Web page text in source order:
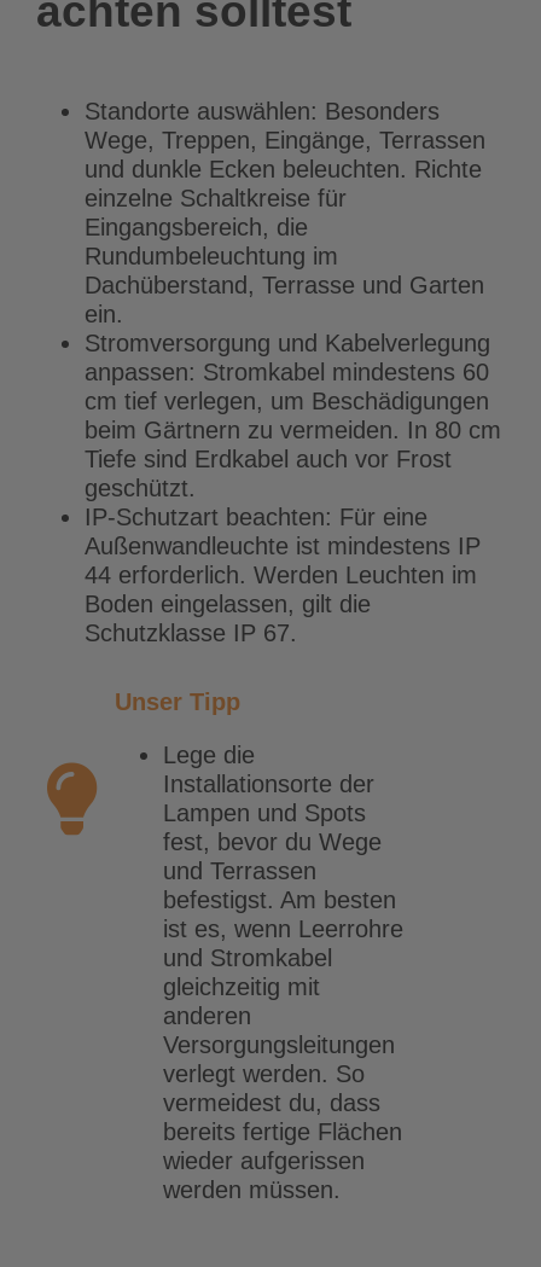
achten solltest
Standorte auswählen: Besonders
Wege, Treppen, Eingänge, Terrassen
und dunkle Ecken beleuchten. Richte
einzelne Schaltkreise für
Eingangsbereich, die
Rundumbeleuchtung im
Dachüberstand, Terrasse und Garten
ein.
Stromversorgung und Kabelverlegung
anpassen: Stromkabel mindestens 60
cm tief verlegen, um Beschädigungen
beim Gärtnern zu vermeiden. In 80 cm
Tiefe sind Erdkabel auch vor Frost
geschützt.
IP-Schutzart beachten: Für eine
Außenwandleuchte ist mindestens IP
44 erforderlich. Werden Leuchten im
Boden eingelassen, gilt die
Schutzklasse IP 67.
Unser Tipp
Lege die
Installationsorte der
Lampen und Spots
fest, bevor du Wege
und Terrassen
befestigst. Am besten
ist es, wenn Leerrohre
und Stromkabel
gleichzeitig mit
anderen
Versorgungsleitungen
verlegt werden. So
vermeidest du, dass
bereits fertige Flächen
wieder aufgerissen
werden müssen.